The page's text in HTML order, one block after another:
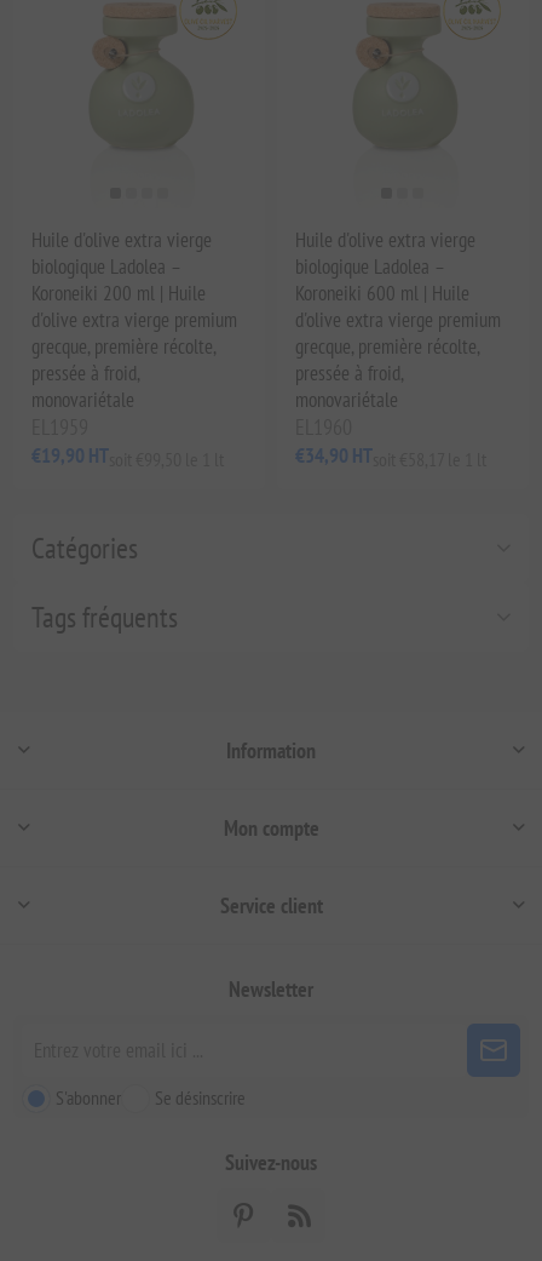
Catégories
Tags fréquents
Huile d'olive extra vierge
biologique Ladolea –
Koroneiki 200 ml | Huile
d'olive extra vierge premium
grecque, première récolte,
pressée à froid,
monovariétale
€19,90 HT
Huile d'olive extra vierge
biologique Ladolea –
Koroneiki 600 ml | Huile
d'olive extra vierge premium
grecque, première récolte,
pressée à froid,
monovariétale
€34,90 HT
Information
Mon compte
Service client
Newsletter
S'abonner Se désinscrire
Suivez-nous